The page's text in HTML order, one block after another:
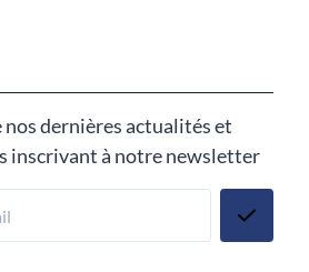
nos dernières actualités et
inscrivant à notre newsletter